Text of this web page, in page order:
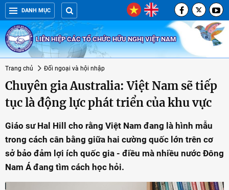
DANH MỤC
LIÊN HIỆP CÁC TỔ CHỨC HỮU NGHỊ VIỆT NAM
Trang chủ Đối ngoại và hội nhập
Chuyên gia Australia: Việt Nam sẽ tiếp
tục là động lực phát triển của khu vực
Giáo sư Hal Hill cho rằng Việt Nam đang là hình mẫu
trong cách cân bằng giữa hai cường quốc lớn trên cơ
sở bảo đảm lợi ích quốc gia - điều mà nhiều nước Đông
Nam Á đang tìm cách học hỏi.